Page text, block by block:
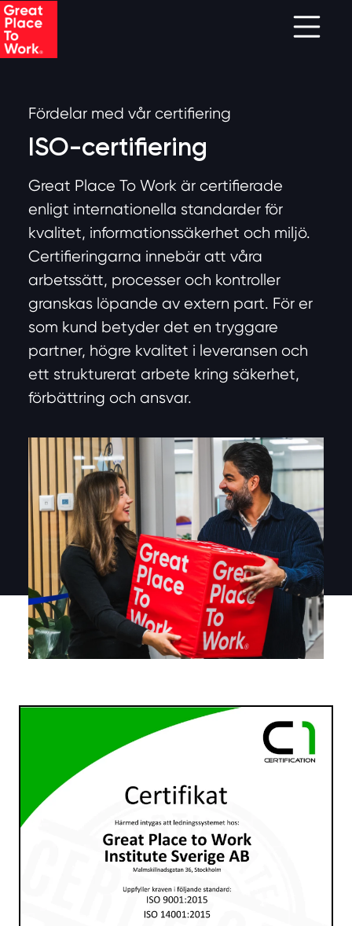
Skip to main content
Fördelar med vår certifiering
ISO-certifiering
Great Place To Work är certifierade
enligt internationella standarder för
kvalitet, informationssäkerhet och miljö.
Certifieringarna innebär att våra
arbetssätt, processer och kontroller
granskas löpande av extern part. För er
som kund betyder det en tryggare
partner, högre kvalitet i leveransen och
ett strukturerat arbete kring säkerhet,
förbättring och ansvar.